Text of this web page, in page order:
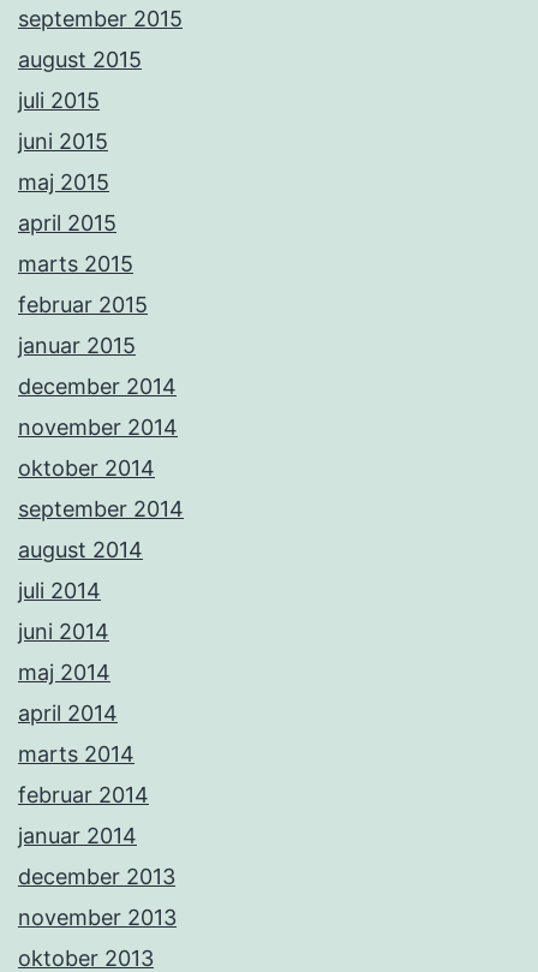
september 2015
august 2015
juli 2015
juni 2015
maj 2015
april 2015
marts 2015
februar 2015
januar 2015
december 2014
november 2014
oktober 2014
september 2014
august 2014
juli 2014
juni 2014
maj 2014
april 2014
marts 2014
februar 2014
januar 2014
december 2013
november 2013
oktober 2013